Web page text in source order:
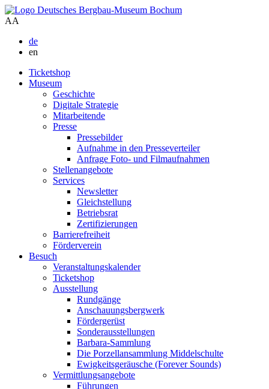
AA
de
en
Ticketshop
Museum
Geschichte
Digitale Strategie
Mitarbeitende
Presse
Pressebilder
Aufnahme in den Presseverteiler
Anfrage Foto- und Filmaufnahmen
Stellenangebote
Services
Newsletter
Gleichstellung
Betriebsrat
Zertifizierungen
Barrierefreiheit
Förderverein
Besuch
Veranstaltungskalender
Ticketshop
Ausstellung
Rundgänge
Anschauungsbergwerk
Fördergerüst
Sonderausstellungen
Barbara-Sammlung
Die Porzellansammlung Middelschulte
Ewigkeitsgeräusche (Forever Sounds)
Vermittlungsangebote
Führungen